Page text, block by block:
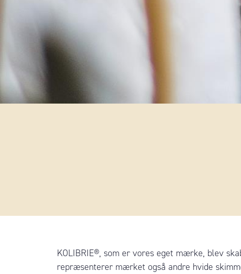
KOLIBRIE®, som er vores eget mærke, blev
repræsenterer mærket også andre hvide